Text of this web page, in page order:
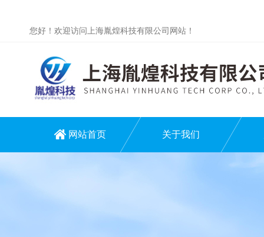
您好！欢迎访问上海胤煌科技有限公司网站！
网站首页 关于我们